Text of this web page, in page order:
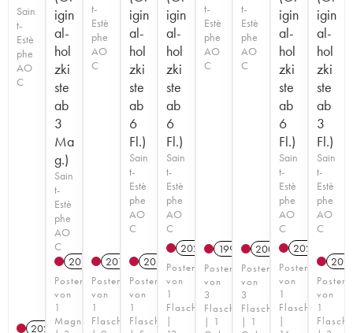
Sain
t-
Estè
phe
AO
C
2025 T
igin
al-
hol
zki
ste
ab
3
Ma
g.)
Sain
t-
Estè
phe
AO
C
2023 T
Posten
von
1
Magnum
t-
Estè
phe
AO
C
2019
Posten
von
1
Flasche
igin
al-
hol
zki
ste
ab
6
Fl.)
Sain
t-
Estè
phe
AO
C
2023
Posten
von
1
Flasche
igin
al-
hol
zki
ste
ab
6
Fl.)
Sain
t-
Estè
phe
AO
C
2021 T
Posten
von
1
Flasche
|
t-
Estè
phe
AO
C
1997
Posten
von
3
Flaschen
| 1
t-
Estè
phe
AO
C
2008
Posten
von
3
Flaschen
| 1
igin
al-
hol
zki
ste
ab
6
Fl.)
Sain
t-
Estè
phe
AO
C
2020
Posten
von
1
Flasche
|
igin
al-
hol
zki
ste
ab
3
Fl.)
Sain
t-
Estè
phe
AO
C
Posten
von
1
Flasche